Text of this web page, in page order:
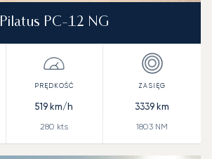
Pilatus PC-12 NG
519 km/h
280 kts
3339 km
1803 NM